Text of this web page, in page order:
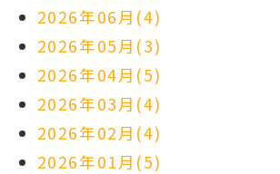
2026年06月(4)
2026年05月(3)
2026年04月(5)
2026年03月(4)
2026年02月(4)
2026年01月(5)